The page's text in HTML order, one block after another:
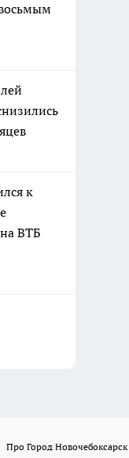
к
ВТБ
Про Город Новочебоксарск